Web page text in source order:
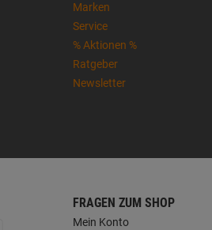
Marken
Service
% Aktionen %
Ratgeber
Newsletter
FRAGEN ZUM SHOP
Mein Konto